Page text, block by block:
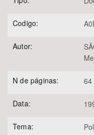
Codigo:
Autor:
N de páginas: 64
Data:
Tema: